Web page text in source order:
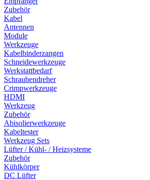
Zubehör
Kabel
Antennen
Module
Werkzeuge
Kabelbinderzangen
Schneidewerkzeuge
Werkstattbedarf
Schraubendreher
Crimpwerkzeuge
HDMI
Werkzeug
Zubehör
Abisolierwerkzeuge
Kabeltester
Werkzeug Sets
Lüfter / Kühl- / Heizsysteme
Zubehör
Kühlkörper
DC Lüfter